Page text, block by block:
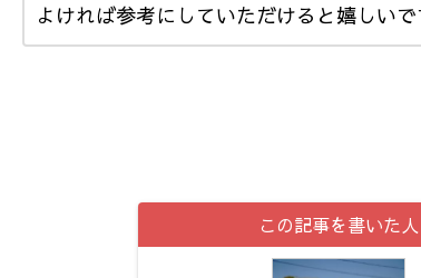
よければ参考にしていただけると嬉しいで
この記事を書いた人